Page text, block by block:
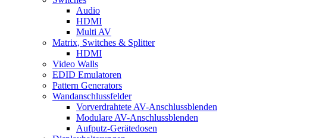
Audio
HDMI
Multi AV
Matrix, Switches & Splitter
HDMI
Video Walls
EDID Emulatoren
Pattern Generators
Wandanschlussfelder
Vorverdrahtete AV-Anschlussblenden
Modulare AV-Anschlussblenden
Aufputz-Gerätedosen